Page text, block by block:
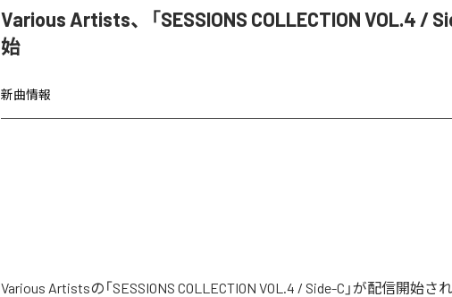
Various Artists、「SESSIONS COLLECTION VOL.4 /
始
新曲情報
Various Artistsの「SESSIONS COLLECTION VOL.4 / Side-C」が配信開始